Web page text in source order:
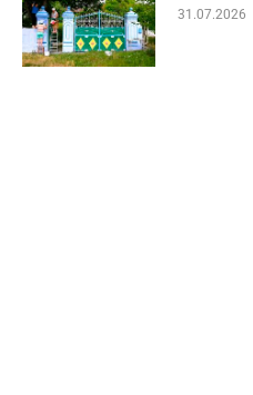
31.07.2026